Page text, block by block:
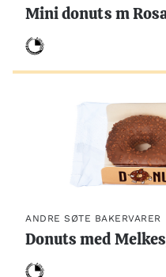
Mini donuts m
ANDRE SØTE BAKERVARER
Donuts med